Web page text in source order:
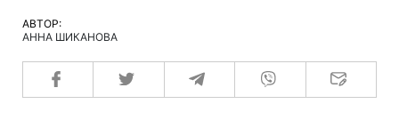
АВТОР:
АННА ШИКАНОВА